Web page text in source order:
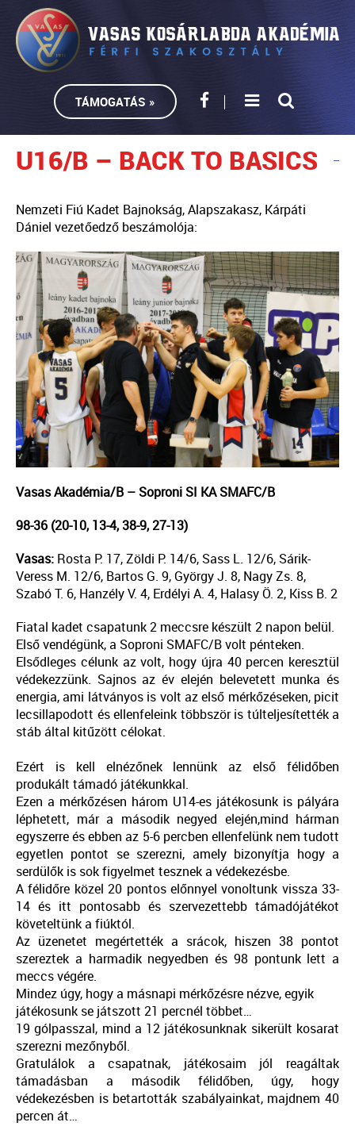
TÁMOGATÁS »
U16/B – BACK TO BASICS
Nemzeti Fiú Kadet Bajnokság, Alapszakasz, Kárpáti
Dániel vezetőedző beszámolója:
Vasas Akadémia/B – Soproni SI KA SMAFC/B
98-36 (20-10, 13-4, 38-9, 27-13)
Vasas: Rosta P. 17, Zöldi P. 14/6, Sass L. 12/6, Sárik-
Veress M. 12/6, Bartos G. 9, György J. 8, Nagy Zs. 8,
Szabó T. 6, Hanzély V. 4, Erdélyi A. 4, Halasy Ö. 2, Kiss B. 2
Fiatal kadet csapatunk 2 meccsre készült 2 napon belül.
Első vendégünk, a Soproni SMAFC/B volt pénteken.
Elsődleges célunk az volt, hogy újra 40 percen keresztül
védekezzünk. Sajnos az év elején belevetett munka és
energia, ami látványos is volt az első mérkőzéseken, picit
lecsillapodott és ellenfeleink többször is túlteljesítették a
stáb által kitűzött célokat.
Ezért is kell elnézőnek lennünk az első félidőben
produkált támadó játékunkkal.
Ezen a mérkőzésen három U14-es játékosunk is pályára
léphetett, már a második negyed elején,mind hárman
egyszerre és ebben az 5-6 percben ellenfelünk nem tudott
egyetlen pontot se szerezni, amely bizonyítja hogy a
serdülők is sok figyelmet tesznek a védekezésbe.
A félidőre közel 20 pontos előnnyel vonoltunk vissza 33-
14 és itt pontosabb és szervezettebb támadójátékot
követeltünk a fiúktól.
Az üzenetet megértették a srácok, hiszen 38 pontot
szereztek a harmadik negyedben és 98 pontunk lett a
meccs végére.
Mindez úgy, hogy a másnapi mérkőzésre nézve, egyik
játékosunk se játszott 21 percnél többet…
19 gólpasszal, mind a 12 játékosunknak sikerült kosarat
szerezni mezőnyből.
Gratulálok a csapatnak, játékosaim jól reagáltak
támadásban a második félidőben, úgy, hogy
védekezésben is betartották szabályainkat, majdnem 40
percen át…